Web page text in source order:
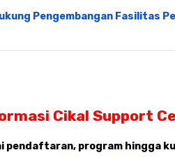
Pengembangan Fasilitas
Cikal Support
pendaftaran, program hingga